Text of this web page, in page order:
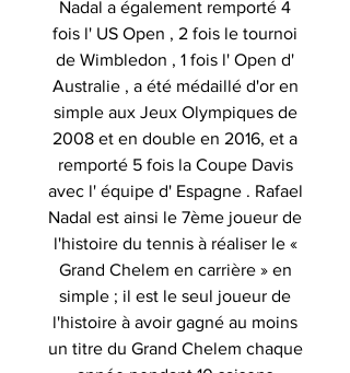
Nadal a également remporté 4
fois l' US Open , 2 fois le tournoi
de Wimbledon , 1 fois l' Open d'
Australie , a été médaillé d'or en
simple aux Jeux Olympiques de
2008 et en double en 2016, et a
remporté 5 fois la Coupe Davis
avec l' équipe d' Espagne . Rafael
Nadal est ainsi le 7ème joueur de
l'histoire du tennis à réaliser le «
Grand Chelem en carrière » en
simple ; il est le seul joueur de
l'histoire à avoir gagné au moins
un titre du Grand Chelem chaque